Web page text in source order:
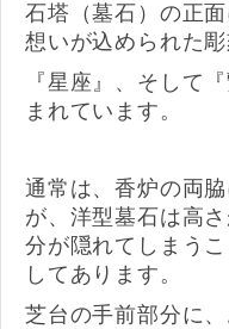
石塔（墓石）の正
想いが込められた
『星座』、そして
まれています。
通常は、香炉の両
が、洋型墓石は高
分が隠れてしまう
してあります。
芝台の手前部分に